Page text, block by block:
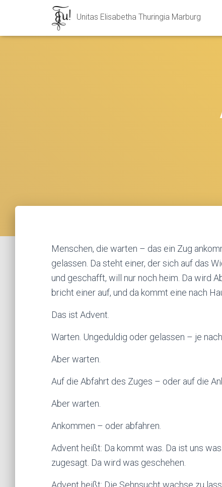
Unitas Elisabetha Thuringia Marburg
Menschen, die warten – das ein Zug
gelassen. Da steht einer, der sich auf das
und geschafft, will nur noch heim. Da wird
bricht einer auf, und da kommt eine nach
Das ist Advent.
Warten. Ungeduldig oder gelassen – je nach
Aber warten.
Auf die Abfahrt des Zuges – oder auf die
Aber warten.
Ankommen – oder abfahren.
Advent heißt: Da kommt was. Da ist uns was
zugesagt. Da wird was geschehen.
Advent heißt: Die Sehnsucht wachse zu